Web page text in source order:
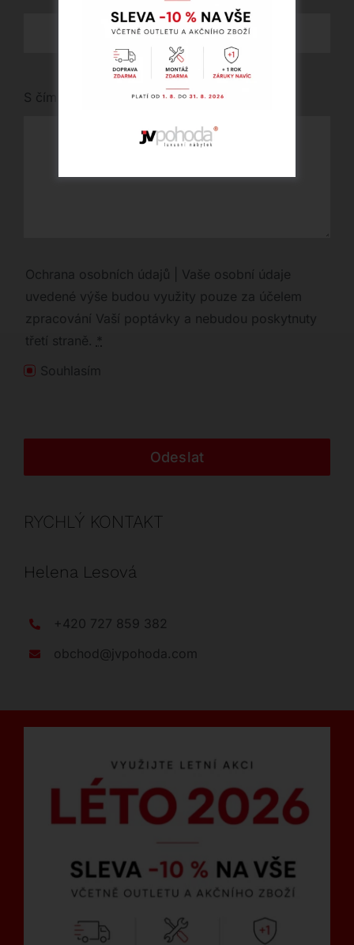
S čím vám můžeme pomoci?
Ochrana osobních údajů | Vaše osobní údaje
uvedené výše budou využity pouze za účelem
zpracování Vaší poptávky a nebudou poskytnuty
třetí straně. *
Souhlasím
Odeslat
RYCHLÝ KONTAKT
Helena Lesová
+420 727 859 382
obchod@jvpohoda.com